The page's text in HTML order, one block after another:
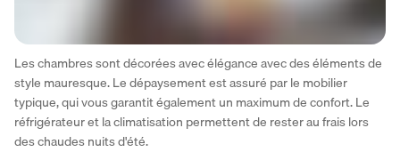
Les chambres sont décorées avec élégance avec des éléments de
style mauresque. Le dépaysement est assuré par le mobilier
typique, qui vous garantit également un maximum de confort. Le
réfrigérateur et la climatisation permettent de rester au frais lors
des chaudes nuits d'été.